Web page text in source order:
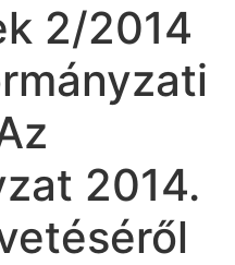
2/2014
2014.